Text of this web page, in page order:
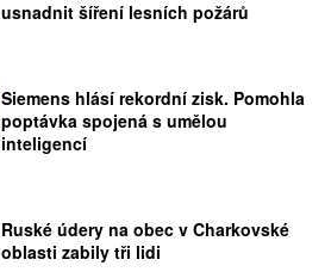
usnadnit šíření lesních požárů
Siemens hlásí rekordní zisk. Pomohla
poptávka spojená s umělou
inteligencí
Ruské údery na obec v Charkovské
oblasti zabily tři lidi